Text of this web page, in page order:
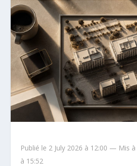
Publié le 2 July 2026 à 12:00 — Mis
à 15:52